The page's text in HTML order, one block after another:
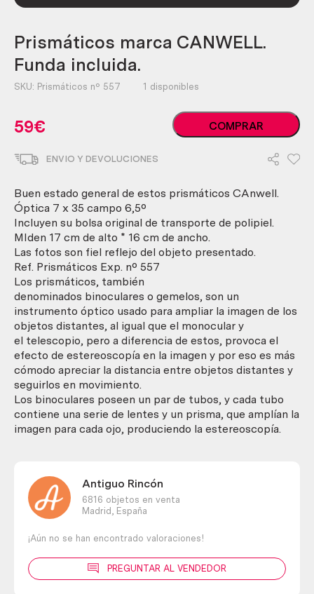
Prismáticos marca CANWELL.
Funda incluida.
SKU: Prismáticos nº 557 1 disponibles
59€
Prismáticos
marca
cantidad
COMPRAR
ENVIO Y DEVOLUCIONES
Buen estado general de estos prismáticos CAnwell.
Óptica 7 x 35 campo 6,5º
Incluyen su bolsa original de transporte de polipiel.
MIden 17 cm de alto * 16 cm de ancho.
Las fotos son fiel reflejo del objeto presentado.
Ref. Prismáticos Exp. nº 557
Los prismáticos, también
denominados binoculares o gemelos, son un
instrumento óptico usado para ampliar la imagen de los
objetos distantes, al igual que el monocular y
el telescopio, pero a diferencia de estos, provoca el
efecto de estereoscopía en la imagen y por eso es más
cómodo apreciar la distancia entre objetos distantes y
seguirlos en movimiento.
Los binoculares poseen un par de tubos, y cada tubo
contiene una serie de lentes y un prisma, que amplían la
imagen para cada ojo, produciendo la estereoscopía.
Antiguo Rincón
6816 objetos en venta
Madrid,
España
¡Aún no se han encontrado valoraciones!
PREGUNTAR AL VENDEDOR